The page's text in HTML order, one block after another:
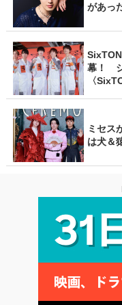
があっ
幕！ ジ
〈
ミセス
は犬＆